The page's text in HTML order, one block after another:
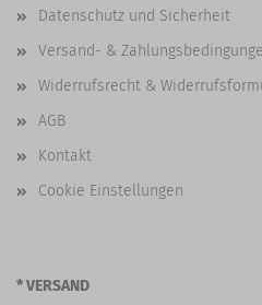
Datenschutz und Sicherheit
Versand- &
Widerrufsrecht &
AGB
Kontakt
Cookie Einstellungen
* VERSAND